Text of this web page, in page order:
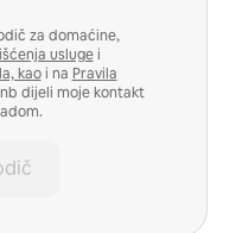
za domaćine,
uslugei
kaoi na Pravila
dijeli moje kontakt